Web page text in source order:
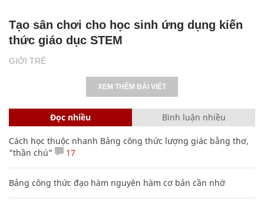
GIỚI TRẺ
Tạo sân chơi cho học sinh ứng dụng kiến
thức giáo dục STEM
XEM THÊM BÀI VIẾT
Đọc nhiều Bình luận nhiều
Cách học thuộc nhanh Bảng công thức lượng giác bằng thơ,
"thần chú"
17
Bảng công thức đạo hàm nguyên hàm cơ bản cần nhớ